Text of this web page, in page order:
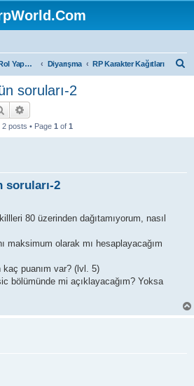
FRPWORLD Rol Yapma Oyunları Diyarışma RP Karakter Kağıtları
soruları-2
Search
2 posts • Page 1 of 1
soruları-2
80 üzerinden dağıtamıyorum, nasıl
maksimum olarak mı hesaplayacağım
kaç puanım var? (lvl. 5)
bölümünde mi açıklayacağım? Yoksa